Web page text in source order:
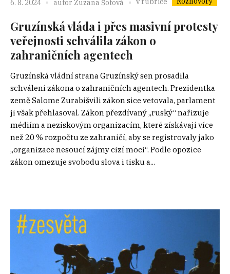
6. 8. 2024 autor Zuzana Šotová
Gruzínská vláda i přes masivní protesty
veřejnosti schválila zákon o
zahraničních agentech
Gruzínská vládní strana Gruzínský sen prosadila
schválení zákona o zahraničních agentech. Prezidentka
země Salome Zurabišvili zákon sice vetovala, parlament
ji však přehlasoval. Zákon přezdívaný „ruský“ nařizuje
médiím a neziskovým organizacím, které získávají více
než 20 % rozpočtu ze zahraničí, aby se registrovaly jako
„organizace nesoucí zájmy cizí moci“. Podle opozice
zákon omezuje svobodu slova i tisku a...